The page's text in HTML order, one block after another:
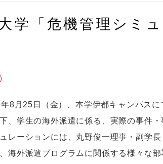
学「危機管理シミ
8月25日（金）、本学伊都キャンパスに
、学生の海外派遣に係る、実際の事件
レーションには、丸野俊一理事・副学
海外派遣プログラムに関係する様々な